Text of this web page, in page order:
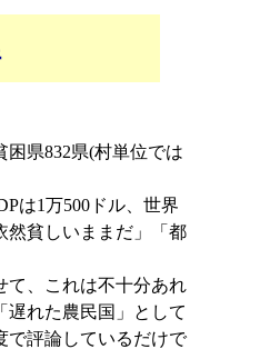
県832県(村単位では
は1万500ドル、世界
然貧しいままだ」「都
て、これは不十分あれ
遅れた農民国」として
で評論しているだけで